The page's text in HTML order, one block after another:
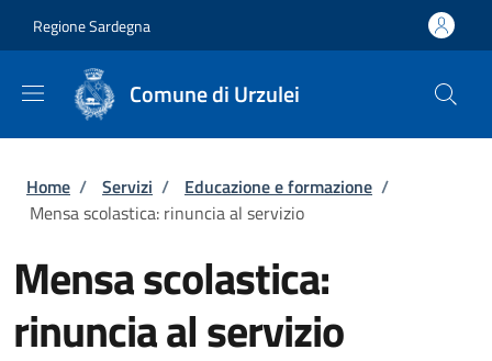
Regione Sardegna
Comune di Urzulei
Briciole di pane
Home / Servizi / Educazione e formazione /
Mensa scolastica: rinuncia al servizio
Mensa scolastica:
rinuncia al servizio